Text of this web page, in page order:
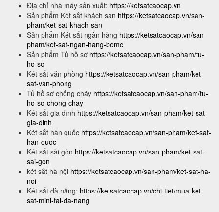
Địa chỉ nhà máy sản xuất: https://ketsatcaocap.vn
Sản phẩm Két sắt khách sạn https://ketsatcaocap.vn/san-
pham/ket-sat-khach-san
Sản phẩm Két sắt ngân hàng https://ketsatcaocap.vn/san-
pham/ket-sat-ngan-hang-bemc
Sản phẩm Tủ hồ sơ https://ketsatcaocap.vn/san-pham/tu-
ho-so
Két sắt văn phòng https://ketsatcaocap.vn/san-pham/ket-
sat-van-phong
Tủ hồ sơ chống cháy https://ketsatcaocap.vn/san-pham/tu-
ho-so-chong-chay
Két sắt gia đình https://ketsatcaocap.vn/san-pham/ket-sat-
gia-dinh
Két sắt hàn quốc https://ketsatcaocap.vn/san-pham/ket-sat-
han-quoc
Két sắt sài gòn https://ketsatcaocap.vn/san-pham/ket-sat-
sai-gon
két sắt hà nội https://ketsatcaocap.vn/san-pham/ket-sat-ha-
noi
Két sắt đà nẵng: https://ketsatcaocap.vn/chi-tiet/mua-ket-
sat-mini-tai-da-nang